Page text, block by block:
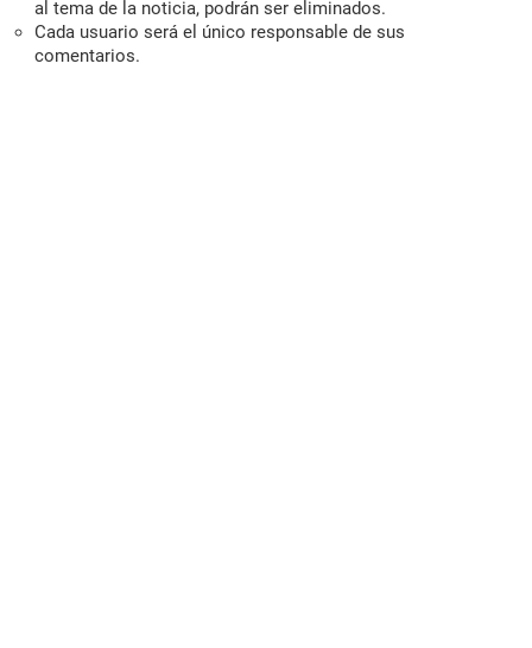
al tema de la noticia, podrán ser eliminados.
Cada usuario será el único responsable de sus
comentarios.